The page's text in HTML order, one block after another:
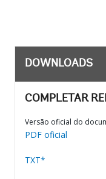
DOWNLOADS
COMPLETAR
Versão oficial do
PDF oficial
TXT*